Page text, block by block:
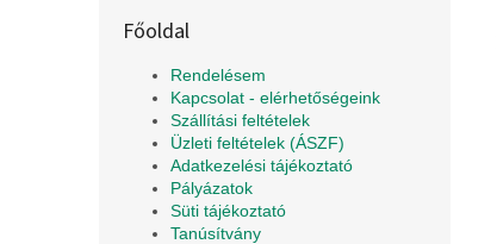
Főoldal
Rendelésem
Kapcsolat - elérhetőségeink
Szállítási feltételek
Üzleti feltételek (ÁSZF)
Adatkezelési tájékoztató
Pályázatok
Süti tájékoztató
Tanúsítvány